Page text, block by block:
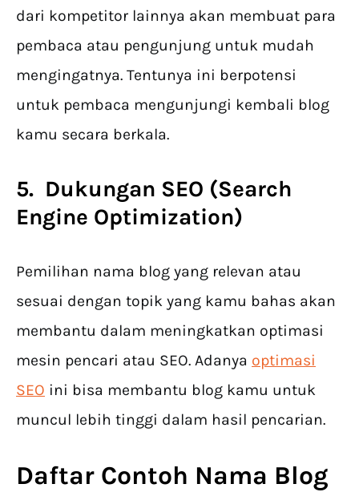
dari kompetitor lainnya akan membuat para
pembaca atau pengunjung untuk mudah
mengingatnya. Tentunya ini berpotensi
untuk pembaca mengunjungi kembali blog
kamu secara berkala.
5. Dukungan SEO (Search
Engine Optimization)
Pemilihan nama blog yang relevan atau
sesuai dengan topik yang kamu bahas akan
membantu dalam meningkatkan optimasi
mesin pencari atau SEO. Adanya optimasi
SEO ini bisa membantu blog kamu untuk
muncul lebih tinggi dalam hasil pencarian.
Daftar Contoh Nama Blog